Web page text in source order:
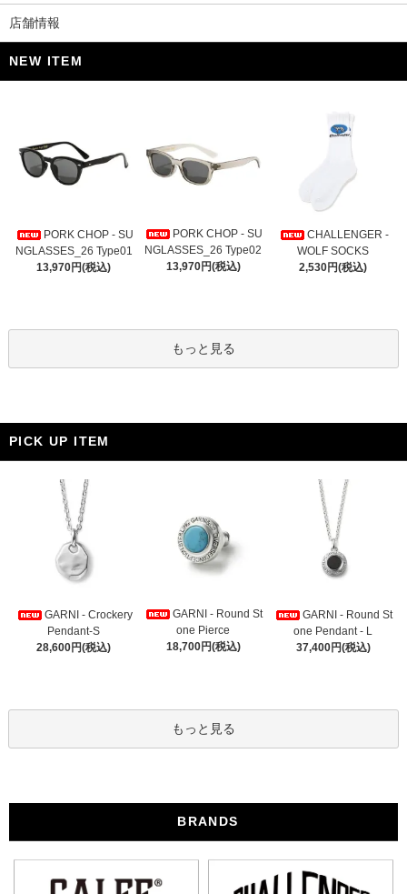
店舗情報
NEW ITEM
PORK CHOP - SU
NGLASSES_26 Type01
13,970円(税込)
PORK CHOP - SU
NGLASSES_26 Type02
13,970円(税込)
CHALLENGER -
WOLF SOCKS
2,530円(税込)
もっと見る
PICK UP ITEM
GARNI - Crockery
Pendant-S
28,600円(税込)
GARNI - Round St
one Pierce
18,700円(税込)
GARNI - Round St
one Pendant - L
37,400円(税込)
もっと見る
BRANDS